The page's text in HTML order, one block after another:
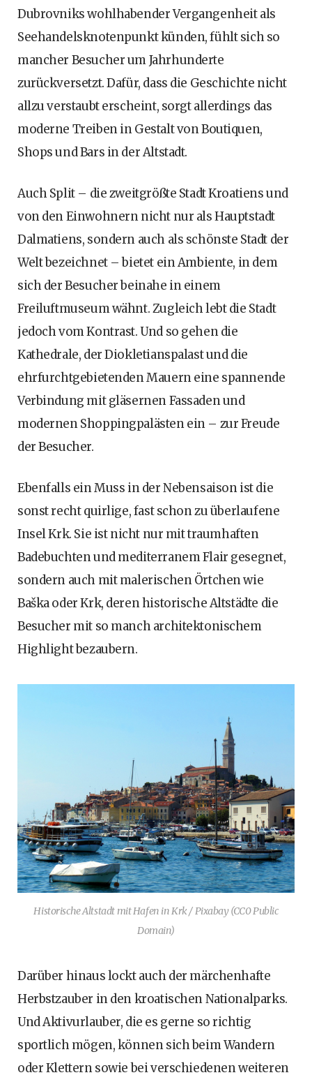
Dubrovniks wohlhabender Vergangenheit als
Seehandelsknotenpunkt künden, fühlt sich so
mancher Besucher um Jahrhunderte
zurückversetzt. Dafür, dass die Geschichte nicht
allzu verstaubt erscheint, sorgt allerdings das
moderne Treiben in Gestalt von Boutiquen,
Shops und Bars in der Altstadt.
Auch Split – die zweitgrößte Stadt Kroatiens und
von den Einwohnern nicht nur als Hauptstadt
Dalmatiens, sondern auch als schönste Stadt der
Welt bezeichnet – bietet ein Ambiente, in dem
sich der Besucher beinahe in einem
Freiluftmuseum wähnt. Zugleich lebt die Stadt
jedoch vom Kontrast. Und so gehen die
Kathedrale, der Diokletianspalast und die
ehrfurchtgebietenden Mauern eine spannende
Verbindung mit gläsernen Fassaden und
modernen Shoppingpalästen ein – zur Freude
der Besucher.
Ebenfalls ein Muss in der Nebensaison ist die
sonst recht quirlige, fast schon zu überlaufene
Insel Krk. Sie ist nicht nur mit traumhaften
Badebuchten und mediterranem Flair gesegnet,
sondern auch mit malerischen Örtchen wie
Baška oder Krk, deren historische Altstädte die
Besucher mit so manch architektonischem
Highlight bezaubern.
Historische Altstadt mit Hafen in Krk / Pixabay (CC0 Public
Domain)
Darüber hinaus lockt auch der märchenhafte
Herbstzauber in den kroatischen Nationalparks.
Und Aktivurlauber, die es gerne so richtig
sportlich mögen, können sich beim Wandern
oder Klettern sowie bei verschiedenen weiteren